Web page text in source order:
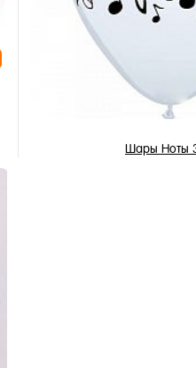
В наличии
Шары Ноты